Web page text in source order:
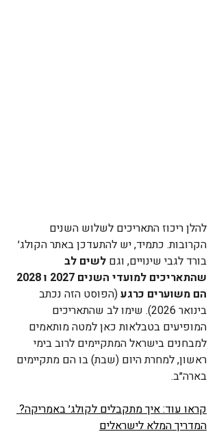
להלן ריכוז התאריכים לשלוש השנים
הקרובות. כתמיד, יש להתעדכן באתר הקולג׳
בורד לגבי שינויים, וגם לשים לב
הם משוערים כרגע (הפוסט הזה נכתב
בינואר 2026). שימו לב שהתאריכים
המופיעים בטבלאות כאן למטה מותאמים
למבחנים בישראל המתקיימים לרוב בימי
ראשון, למחרת היום (שבת) בו הם מתקיימים
בארה״ב.
קראו עוד: איך מתקבלים לקולג׳ באמריקה?
המדריך המלא לישראלים